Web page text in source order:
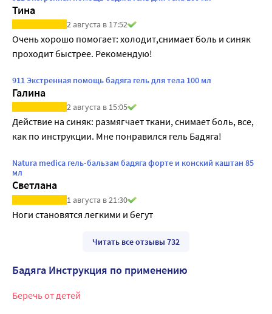
Тина
2 августа в 17:52
Очень хорошо помогает: холодит,снимает боль и синяк
проходит быстрее. Рекомендую!
911 Экстренная помощь бадяга гель для тела 100 мл
Галина
2 августа в 15:05
Действие на синяк: размягчает ткани, снимает боль, все,
как по инструкции. Мне понравился гель Бадяга!
Natura medica гель-бальзам бадяга форте и конский каштан 85
мл
Светлана
1 августа в 21:30
Ноги становятся легкими и бегут
Читать все отзывы 732
Бадяга Инструкция по применению
Беречь от детей